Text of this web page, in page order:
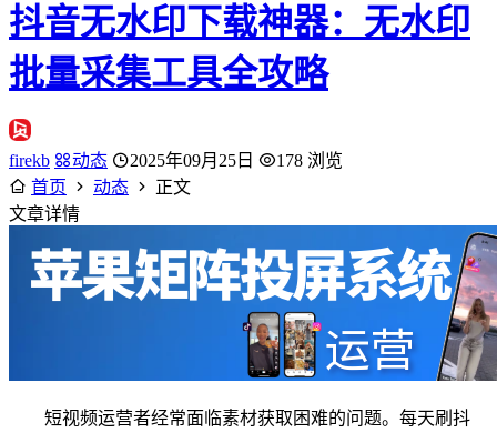
抖音无水印下载神器：无水印
批量采集工具全攻略
firekb 动态 2025年09月25日
178 浏览
首页
动态
正文
文章详情
短视频运营者经常面临素材获取困难的问题。每天刷抖